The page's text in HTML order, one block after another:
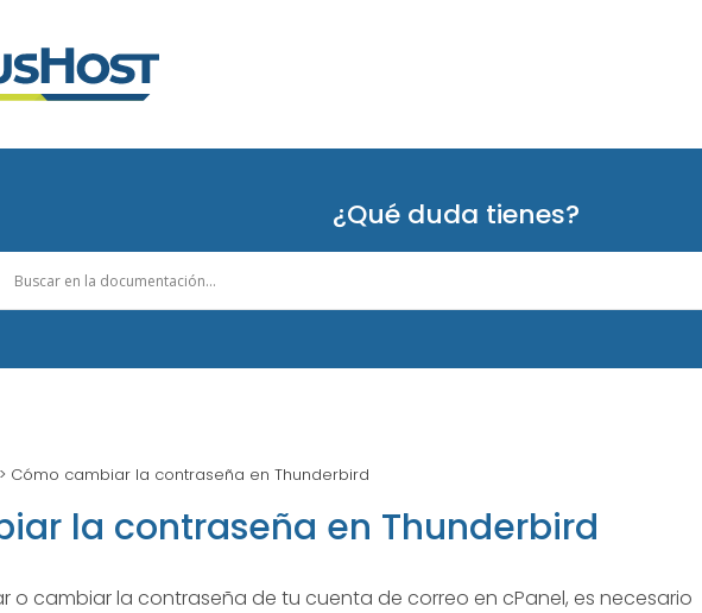
¿Qué duda tienes?
> Cómo cambiar la contraseña en Thunderbird
la contraseña en Thunderbird
o cambiar la contraseña de tu cuenta de correo en cPanel, es necesario